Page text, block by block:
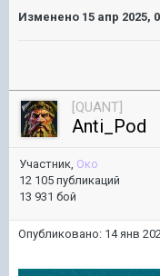
Изменено 15 апр 2025,
[QUANT]
Anti_Pod
Участник, Око
12 105 публикаций
13 931 бой
Опубликовано: 14 янв